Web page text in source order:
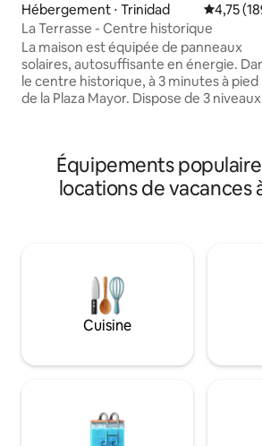
Hébergement ⋅ Trinidad
4,75
La Terrasse - Centre historique
La maison est équipée de panneaux
solaires, autosuffisante en énergie.
le centre historique, à 3 minutes à pied
de la Plaza Mayor. Dispose de 3 niveaux :
une mezzanine avec un lit double,
climatisation et ventilateur et une salle
de bain. À l'étage, la chambre avec lit
double et un lit simple, climatisation et
panoramique avec une vue magnifique.
WI-FI GRATUIT
Équipements
locations de vacances
Cuisine